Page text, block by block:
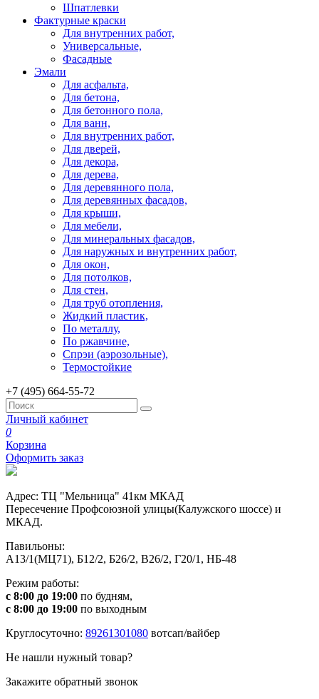
Шпатлевки
Фактурные краски
Для внутренних работ,
Универсальные,
Фасадные
Эмали
Для асфальта,
Для бетона,
Для бетонного пола,
Для ванн,
Для внутренних работ,
Для дверей,
Для декора,
Для дерева,
Для деревянного пола,
Для деревянных фасадов,
Для крыши,
Для мебели,
Для минеральных фасадов,
Для наружных и внутренних работ,
Для окон,
Для потолков,
Для стен,
Для труб отопления,
Жидкий пластик,
По металлу,
По ржавчине,
Спрэи (аэрозольные),
Термостойкие
+7 (495) 664-55-72
Личный кабинет
0
Корзина
Оформить заказ
Адрес: ТЦ "Мельница" 41км МКАД
Пересечение Профсоюзной улицы(Калужского шоссе) и
МКАД.
Павильоны:
А13/1(МЦ71), Б12/2, Б26/2, В26/2, Г20/1, НБ-48
Режим работы:
с 8:00 до 19:00 по будням,
с 8:00 до 19:00 по выходным
Круглосуточно: 89261301080 вотсап/вайбер
Не нашли нужный товар?
Закажите обратный звонок